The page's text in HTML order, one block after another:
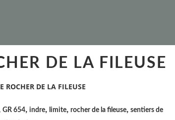
DE LA FILEUSE
ROCHER DE LA FILEUSE
GR 654, indre, limite, rocher de la fileuse, sentiers de